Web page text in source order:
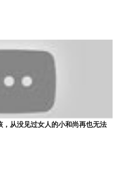
，从没见过女人的小和尚再也无法